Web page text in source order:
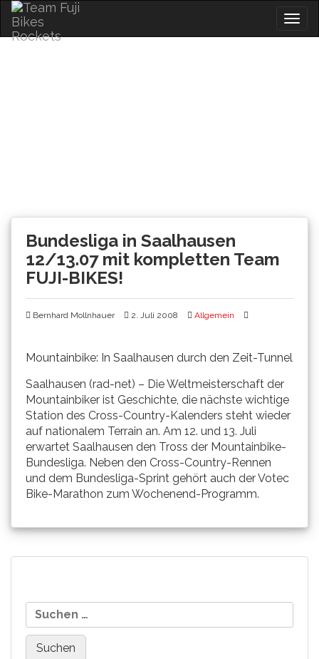
Skip
content
Bundesliga in Saalhausen
12/13.07 mit kompletten Team
FUJI-BIKES!
Bernhard Mollnhauer 2. Juli 2008 Allgemein
Mountainbike: In Saalhausen durch den Zeit-Tunnel
Saalhausen (rad-net) – Die Weltmeisterschaft der
Mountainbiker ist Geschichte, die nächste wichtige
Station des Cross-Country-Kalenders steht wieder
auf nationalem Terrain an. Am 12. und 13. Juli
erwartet Saalhausen den Tross der Mountainbike-
Bundesliga. Neben den Cross-Country-Rennen
und dem Bundesliga-Sprint gehört auch der Votec
Bike-Marathon zum Wochenend-Programm.